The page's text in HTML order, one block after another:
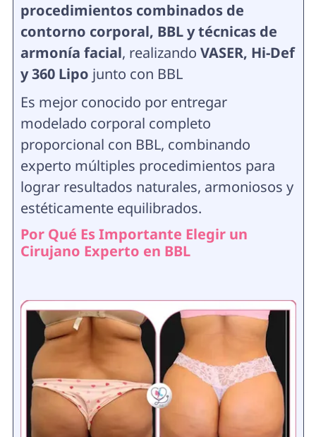
procedimientos combinados de
contorno corporal, BBL y técnicas de
armonía facial, realizando VASER, Hi-Def
y 360 Lipo junto con BBL
Es mejor conocido por entregar
modelado corporal completo
proporcional con BBL, combinando
experto múltiples procedimientos para
lograr resultados naturales, armoniosos y
estéticamente equilibrados.
Por Qué Es Importante Elegir un
Cirujano Experto en BBL